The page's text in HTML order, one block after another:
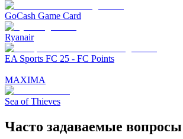
GoCash Game Card
Ryanair
EA Sports FC 25 - FC Points
MAXIMA
Sea of Thieves
Часто задаваемые вопросы